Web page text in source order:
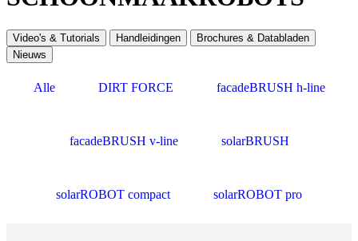
Video's & Tutorials Handleidingen
Brochures & Databladen
Nieuws
Alle DIRT FORCE facadeBRUSH h-line
facadeBRUSH v-line solarBRUSH
solarROBOT compact solarROBOT pro